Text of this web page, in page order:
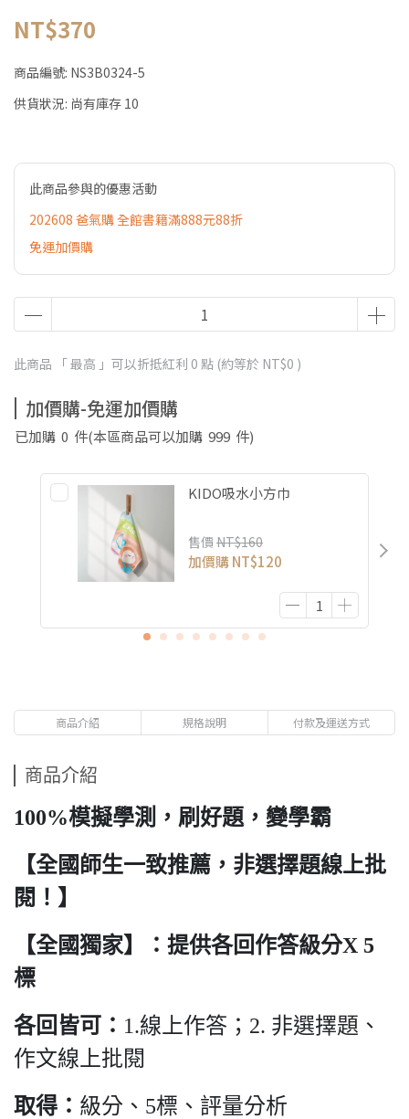
NT$370
商品編號: NS3B0324-5
供貨狀況: 尚有庫存 10
此商品參與的優惠活動
202608 爸氣購 全館書籍滿888元88折
免運加價購
此商品 「 最高 」可以折抵紅利 0 點 (約等於 NT$0 )
加價購-免運加價購
已加購 0 件(本區商品可以加購 999 件)
KIDO吸水小方巾
售價 NT$160
加價購NT$120
商品介紹 規格說明 付款及運送方式
商品介紹
100%模擬學測，刷好題，變學霸
【全國師生一致推薦，非選擇題線上批
閱！】
【全國獨家】
： 提供各回作答級分X 5
標
各回皆可： 1.線上作答； 2. 非選擇題、
作文線上批閱
取得： 級分、 5標、評量分析